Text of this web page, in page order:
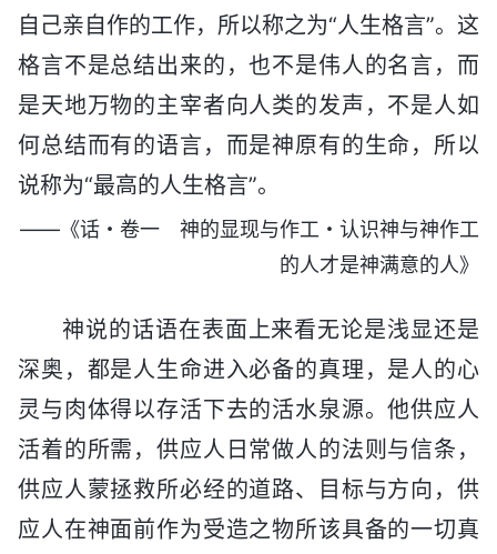
自己亲自作的工作，所以称之为“人生格言”。这
格言不是总结出来的，也不是伟人的名言，而
是天地万物的主宰者向人类的发声，不是人如
何总结而有的语言，而是神原有的生命，所以
说称为“最高的人生格言”。
——《话・卷一 神的显现与作工・认识神与神作工
的人才是神满意的人》
神说的话语在表面上来看无论是浅显还是
深奥，都是人生命进入必备的真理，是人的心
灵与肉体得以存活下去的活水泉源。他供应人
活着的所需，供应人日常做人的法则与信条，
供应人蒙拯救所必经的道路、目标与方向，供
应人在神面前作为受造之物所该具备的一切真